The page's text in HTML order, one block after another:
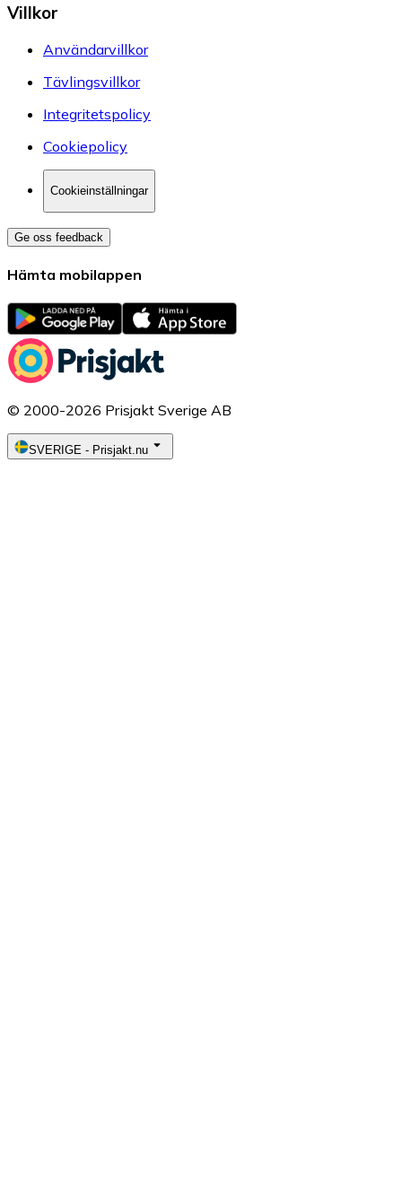
Villkor
Användarvillkor
Tävlingsvillkor
Integritetspolicy
Cookiepolicy
Cookieinställningar
Ge oss feedback
Hämta mobilappen
© 2000-2026 Prisjakt Sverige AB
SVERIGE - Prisjakt.nu